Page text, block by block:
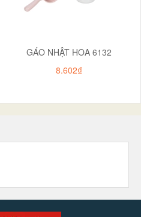
GÁO NHẬT HOA 6132
8.602₫